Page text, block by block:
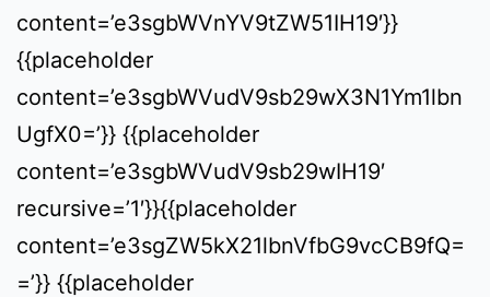
content=’e3sgbWVnYV9tZW51IH19′}}
{{placeholder
content=’e3sgbWVudV9sb29wX3N1Ym1lbn
UgfX0=’}} {{placeholder
content=’e3sgbWVudV9sb29wIH19′
recursive=’1′}}{{placeholder
content=’e3sgZW5kX21lbnVfbG9vcCB9fQ=
=’}} {{placeholder